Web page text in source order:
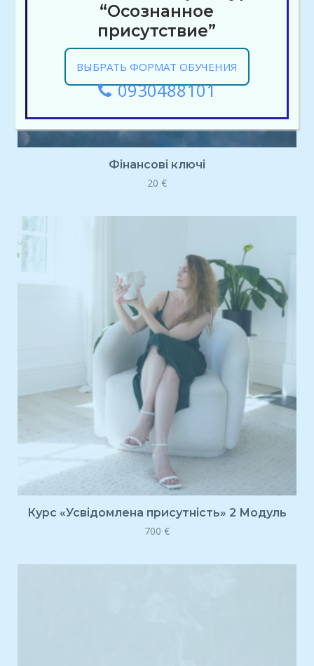
Фінансові ключі
20 €
Курс «Усвідомлена присутність» 2 Модуль
700 €
“Осознанное
присутствие”
ВЫБРАТЬ ФОРМАТ ОБУЧЕНИЯ
0930488101